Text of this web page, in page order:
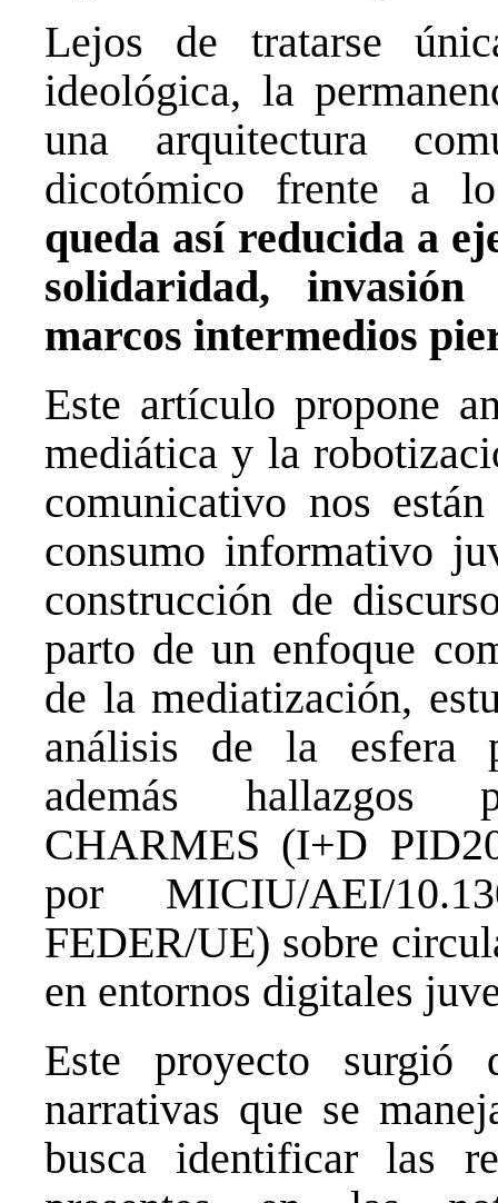
Lejos de tratarse
ideológica, la
una arquitectura
dicotómico frente a
queda así reducida a
solidaridad,
marcos intermedios
Este artículo propone
mediática y la
comunicativo nos
consumo informativo
construcción de
parto de un enfoque
de la mediatización,
análisis de la esfera
además hallazgos
CHARMES (I+D
por MICIU/AEI/
FEDER/UE) sobre
en entornos digitales
Este proyecto surgió
narrativas que se
busca identificar las